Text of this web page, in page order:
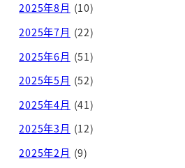
2025年8月 (10)
2025年7月 (22)
2025年6月 (51)
2025年5月 (52)
2025年4月 (41)
2025年3月 (12)
2025年2月 (9)